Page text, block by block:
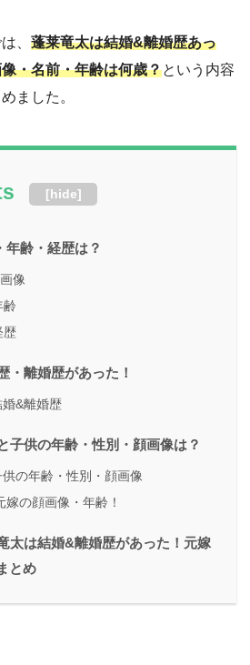
、 蓬莱竜太は結婚&離婚歴あっ
・名前・年齢は何歳？という内容
ました。
[hide]
年齢・経歴は？
像
齢
歴
・離婚歴があった！
&離婚歴
子供の年齢・性別・顔画像は？
の年齢・性別・顔画像
嫁の顔画像・年齢！
太は結婚&離婚歴があった！元嫁
とめ